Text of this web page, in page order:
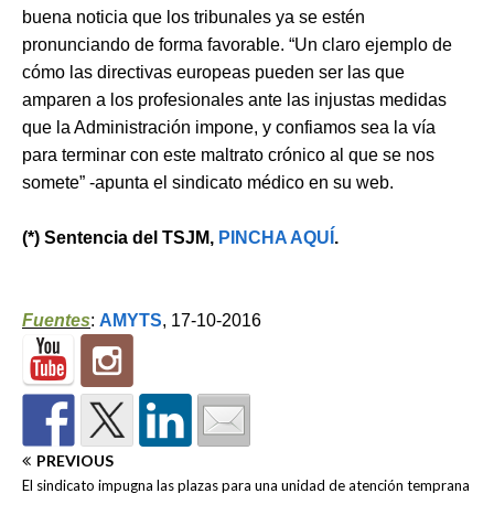
buena noticia que los tribunales ya se estén
pronunciando de forma favorable. “Un claro ejemplo de
cómo las directivas europeas pueden ser las que
amparen a los profesionales ante las injustas medidas
que la Administración impone, y confiamos sea la vía
para terminar con este maltrato crónico al que se nos
somete” -apunta el sindicato médico en su web.
(*) Sentencia del TSJM, PINCHA AQUÍ .
Fuentes: AMYTS, 17-10-2016
PREVIOUS
El sindicato impugna las plazas para una unidad de atención temprana